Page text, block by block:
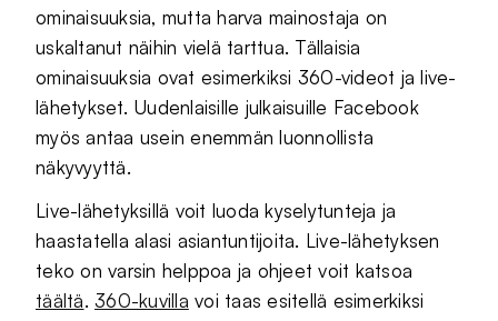
ominaisuuksia, mutta harva mainostaja on
uskaltanut näihin vielä tarttua. Tällaisia
ominaisuuksia ovat esimerkiksi 360-videot ja live-
lähetykset. Uudenlaisille julkaisuille Facebook
myös antaa usein enemmän luonnollista
näkyvyyttä.
Live-lähetyksillä voit luoda kyselytunteja ja
haastatella alasi asiantuntijoita. Live-lähetyksen
teko on varsin helppoa ja ohjeet voit katsoa
täältä.360-kuvilla voi taas esitellä esimerkiksi